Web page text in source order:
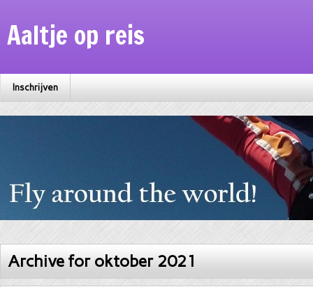
Aaltje op reis
Inschrijven
Archive for oktober 2021